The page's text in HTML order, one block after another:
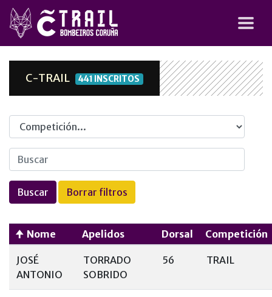
C-TRAIL 441 INSCRITOS
Competicion
Nome Apelidos Dorsal Competición
JOSÉ
ANTONIO
TORRADO
SOBRIDO
56 TRAIL